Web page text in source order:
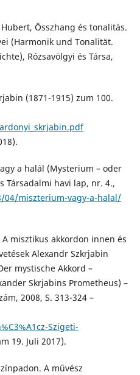
Hubert, Összhang és tonalitás.
(Harmonik und Tonalität.
Rózsavölgyi és Társa,
(1871-1915) zum 100.
a halál (Mysterium – oder
Társadalmi havi lap, nr. 4.,
miszterium-vagy-a-halal/
misztikus akkordon innen és
Alexandr Szkrjabin
mystische Akkord –
Skrjabins Prometheus) –
2008, S. 313-324 –
Szigeti-
19. Juli 2017).
A művész